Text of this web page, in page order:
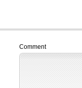
Comment